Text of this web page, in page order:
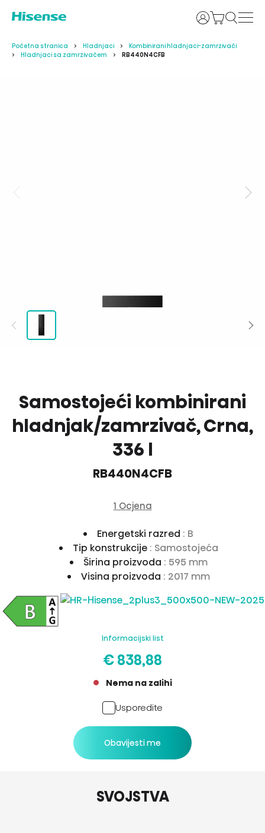
Prijava
Početna stranica Hladnjaci
Kombinirani hladnjaci-zamrzivači
Hladnjaci sa zamrzivačem
RB440N4CFB
Samostojeći kombinirani
hladnjak/zamrzivač, Crna,
336 l
RB440N4CFB
1 Ocjena
Energetski razred : B
Tip konstrukcije : Samostojeća
Širina proizvoda : 595 mm
Visina proizvoda : 2017 mm
Informacijski list
€ 838,88
Nema na zalihi
Usporedite
Obavijesti me
SVOJSTVA